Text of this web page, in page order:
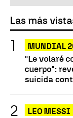
Las más
MUNDIAL
"Le volaré
cuerpo":
suicida
LEO MESSI